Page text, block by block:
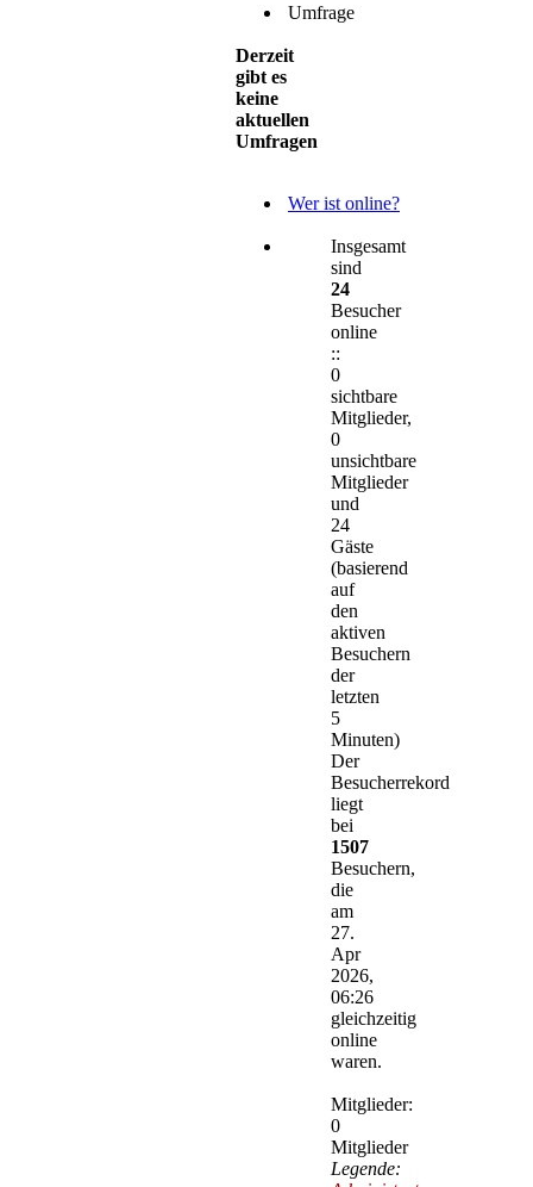
Umfrage
Derzeit
gibt es
keine
aktuellen
Umfragen
Wer ist online?
Insgesamt
sind
24
Besucher
online
::
0
sichtbare
Mitglieder,
0
unsichtbare
Mitglieder
und
24
Gäste
(basierend
auf
den
aktiven
Besuchern
der
letzten
5
Minuten)
Der
Besucherrekord
liegt
bei
1507
Besuchern,
die
am
27.
Apr
2026,
06:26
gleichzeitig
online
waren.
Mitglieder:
0
Mitglieder
Legende: